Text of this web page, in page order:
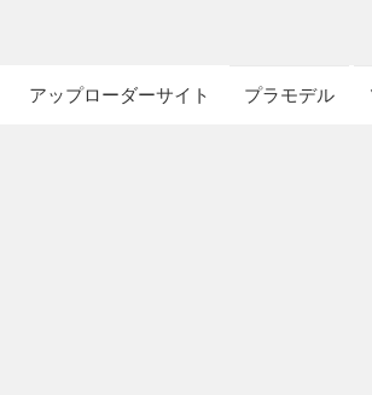
アップローダーサイト プラモデル